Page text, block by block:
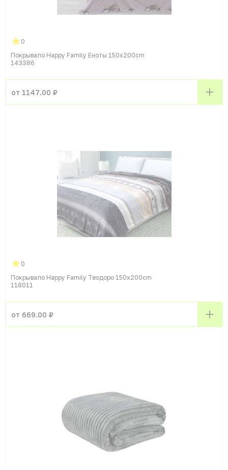
0
Покрывало Happy Family Еноты 150x200cm
143386
от 1147.00 ₽
0
Покрывало Happy Family Теодоро 150x200cm
118011
от 669.00 ₽